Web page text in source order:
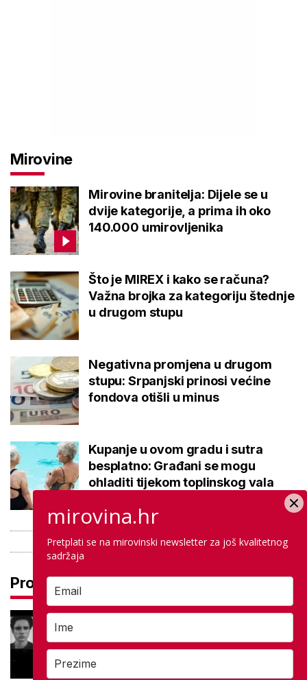
Mirovine
Mirovine branitelja: Dijele se u
dvije kategorije, a prima ih oko
140.000 umirovljenika
Što je MIREX i kako se računa?
Važna brojka za kategoriju štednje
u drugom stupu
Negativna promjena u drugom
stupu: Srpanjski prinosi većine
fondova otišli u minus
Kupanje u ovom gradu i sutra
besplatno: Građani se mogu
ohladiti tijekom toplinskog vala
Pročitaj još
Najtužnija objava škole, preminuo
dobroti i osmijehu'
mirovina.hr
Pretplati se na mirovinski newsletter za još kvalitetnog
sadržaja